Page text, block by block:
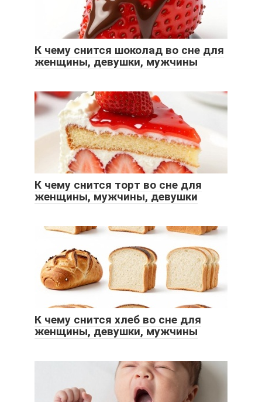
К чему снится шоколад во сне для
женщины, девушки, мужчины
К чему снится торт во сне для
женщины, мужчины, девушки
К чему снится хлеб во сне для
женщины, девушки, мужчины